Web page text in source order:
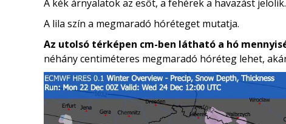
A kék árnyalatok az esőt, a fehérek a havazást jelölik.
A lila szín a megmaradó hóréteget mutatja.
Az utolsó térképen cm-ben látható a hó
néhány centiméteres megmaradó hóréteg lehet,